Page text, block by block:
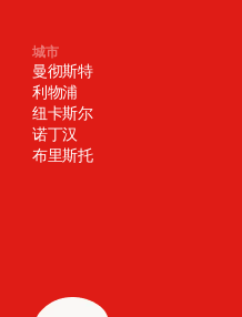
城市
曼彻斯特
利物浦
纽卡斯尔
诺丁汉
布里斯托